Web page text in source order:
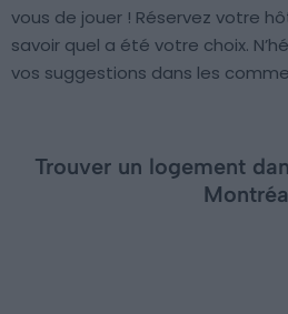
vous de jouer ! Réservez votre
savoir quel a été votre choix.
vos suggestions dans les
Trouver un logement